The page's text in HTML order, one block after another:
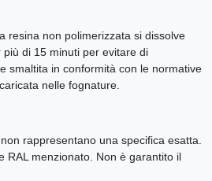
resina non polimerizzata si dissolve
di 15 minuti per evitare di
smaltita in conformità con le normative
nelle fognature.
rappresentano una specifica esatta.
RAL menzionato. Non è garantito il